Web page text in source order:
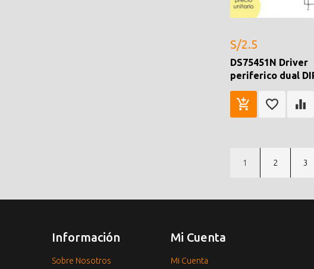
S/2.5
DS75451N Driver
periferico dual
1 2 3
Información
Sobre Nosotros
Mi Cuenta
Mi Cuenta